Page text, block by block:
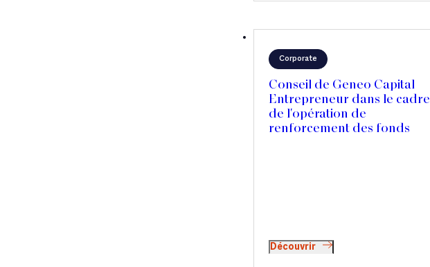
Corporate
Conseil de Geneo Capital
Entrepreneur dans le cadre
de l'opération de
renforcement des fonds
Découvrir